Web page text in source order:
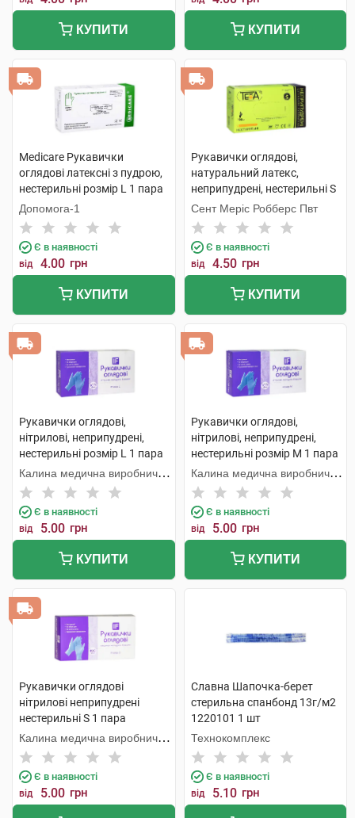
КУПИТИ КУПИТИ
Medicare Рукавички
оглядові латексні з пудрою,
нестерильні розмір L 1 пара
Допомога-1
Є в наявності
від 4.00 грн
КУПИТИ
Рукавички оглядові,
натуральний латекс,
неприпудрені, нестерильні S
1 пара
Сент Меріс Робберс Пвт
Є в наявності
від 4.50 грн
КУПИТИ
Рукавички оглядові,
нітрилові, неприпудрені,
нестерильні розмір L 1 пара
Калина медична виробнича
компанія
Є в наявності
від 5.00 грн
КУПИТИ
Рукавички оглядові,
нітрилові, неприпудрені,
нестерильні розмір M 1 пара
Калина медична виробнича
компанія
Є в наявності
від 5.00 грн
КУПИТИ
Рукавички оглядові
нітрилові неприпудрені
нестерильні S 1 пара
Калина медична виробнича
компанія
Є в наявності
від 5.00 грн
Славна Шапочка-берет
стерильна спанбонд 13г/м2
1220101 1 шт
Технокомплекс
Є в наявності
від 5.10 грн